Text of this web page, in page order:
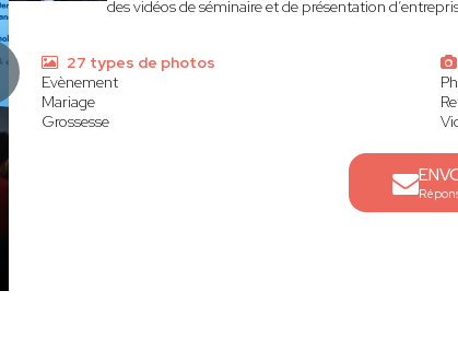
des vidéos de séminaire et de présentation
27 types de photos
Evènement
Mariage
Grossesse